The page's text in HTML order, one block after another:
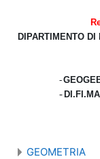
DIPARTIMENTO DI
-
-
GEOMETRIA